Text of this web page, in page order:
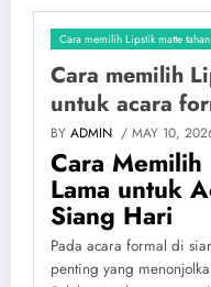
Cara memilih Lipstik matte
Cara memilih
untuk acara
BY ADMIN / MAY 10,
Cara Memilih
Lama untuk
Siang Hari
Pada acara formal di
penting yang